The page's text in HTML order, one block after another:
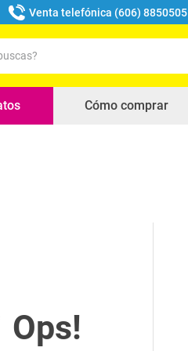
Venta telefónica (606) 8850505
Cómo comprar
buscados